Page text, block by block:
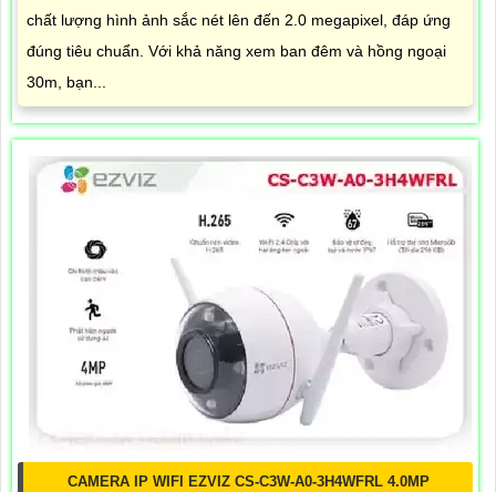
chất lượng hình ảnh sắc nét lên đến 2.0 megapixel, đáp ứng
đúng tiêu chuẩn. Với khả năng xem ban đêm và hồng ngoại
30m, bạn...
CAMERA IP WIFI EZVIZ CS-C3W-A0-3H4WFRL 4.0MP